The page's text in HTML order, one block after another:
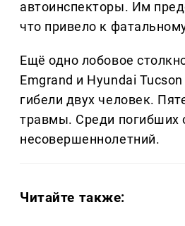
автоинспекторы. Им
что привело к
Ещё одно лобовое
Emgrand и Hyundai
гибели двух человек.
травмы. Среди погибших
несовершеннолетний.
Читайте также: